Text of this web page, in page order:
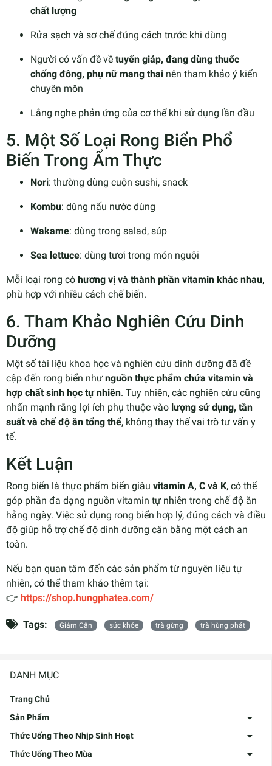
DANH MỤC
Trang Chủ
Sản Phẩm
Thức Uống Theo Nhịp Sinh Hoạt
Thức Uống Theo Mùa
chất lượng
Rửa sạch và sơ chế đúng cách trước khi dùng
Người có vấn đề về tuyến giáp, đang dùng thuốc
chống đông, phụ nữ mang thai nên tham khảo ý kiến
chuyên môn
Lắng nghe phản ứng của cơ thể khi sử dụng lần đầu
5. Một Số Loại Rong Biển Phổ
Biến Trong Ẩm Thực
Nori: thường dùng cuộn sushi, snack
Kombu: dùng nấu nước dùng
Wakame: dùng trong salad, súp
Sea lettuce: dùng tươi trong món nguội
Mỗi loại rong có hương vị và thành phần vitamin khác nhau,
phù hợp với nhiều cách chế biến.
6. Tham Khảo Nghiên Cứu Dinh
Dưỡng
Một số tài liệu khoa học và nghiên cứu dinh dưỡng đã đề
cập đến rong biển như nguồn thực phẩm chứa vitamin và
hợp chất sinh học tự nhiên. Tuy nhiên, các nghiên cứu cũng
nhấn mạnh rằng lợi ích phụ thuộc vào lượng sử dụng, tần
suất và chế độ ăn tổng thể, không thay thế vai trò tư vấn y
tế.
Kết Luận
Rong biển là thực phẩm biển giàu vitamin A, C và K, có thể
góp phần đa dạng nguồn vitamin tự nhiên trong chế độ ăn
hằng ngày. Việc sử dụng rong biển hợp lý, đúng cách và điều
độ giúp hỗ trợ chế độ dinh dưỡng cân bằng một cách an
toàn.
Nếu bạn quan tâm đến các sản phẩm từ nguyên liệu tự
nhiên, có thể tham khảo thêm tại:
👉 https://shop.hungphatea.com/
Tags: Giảm Cân sức khỏe trà gừng trà hùng phát